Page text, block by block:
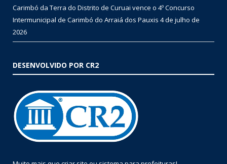
Carimbó da Terra do Distrito de Curuai vence o 4º Concurso
Intermunicipal de Carimbó do Arraiá dos Pauxis 4 de julho de
2026
DESENVOLVIDO POR CR2